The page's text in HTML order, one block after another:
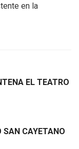
en la
EL TEATRO
SAN CAYETANO